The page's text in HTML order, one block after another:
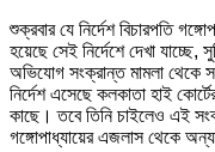
শুক্রবার যে নির্দেশ বিচারপতি
হয়েছে সেই নির্দেশে দেখা যাচ্ছে,
অভিযোগ সংক্রান্ত মামলা থেকে
নির্দেশ এসেছে কলকাতা হাই
কাছে। তবে তিনি চাইলেও এই
গঙ্গোপাধ্যায়ের এজলাস থেকে